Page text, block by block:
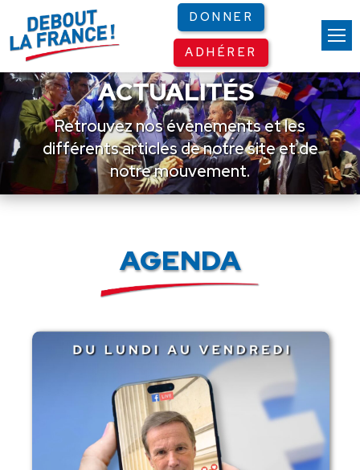
DONNER
ADHÉRER
ACTUALITÉS
Retrouvez nos événements et les
différents articles de notre site et de
notre mouvement.
AGENDA
Panneau de gestion des cookies